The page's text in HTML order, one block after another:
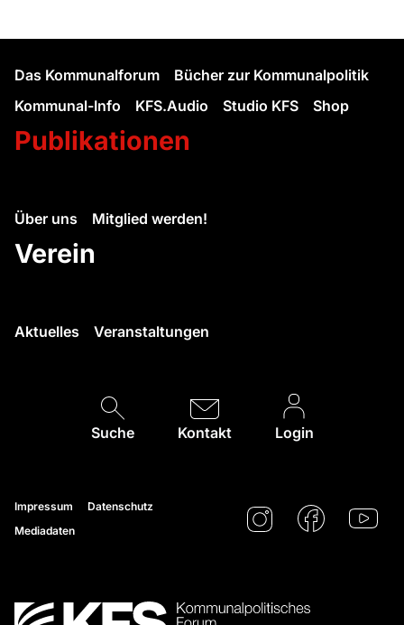
Das Kommunalforum
Bücher zur Kommunalpolitik
Kommunal-Info
KFS.Audio Studio KFS Shop
Publikationen
Über uns Mitglied werden!
Verein
Aktuelles Veranstaltungen
Suche Kontakt Login
Impressum
Datenschutz
Mediadaten